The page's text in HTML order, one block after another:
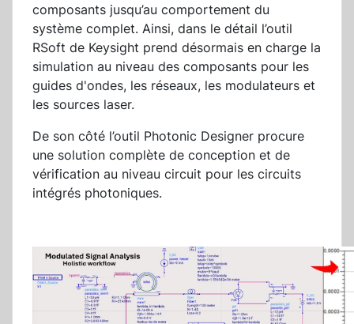
composants jusqu’au comportement du
système complet. Ainsi, dans le détail l’outil
RSoft de Keysight prend désormais en charge la
simulation au niveau des composants pour les
guides d'ondes, les réseaux, les modulateurs et
les sources laser.
De son côté l’outil Photonic Designer procure
une solution complète de conception et de
vérification au niveau circuit pour les circuits
intégrés photoniques.